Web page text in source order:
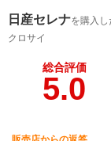
日産セレナを購入
クロサイ
総合評価
5.0